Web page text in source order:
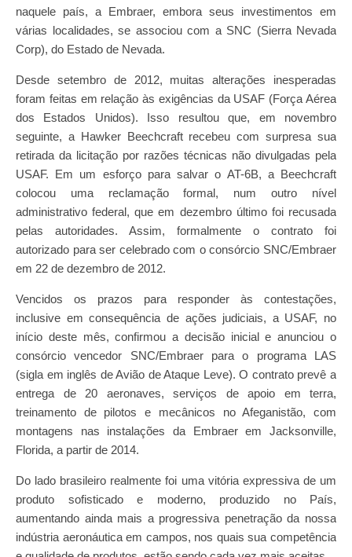
naquele país, a Embraer, embora seus investimentos em
várias localidades, se associou com a SNC (Sierra Nevada
Corp), do Estado de Nevada.
Desde setembro de 2012, muitas alterações inesperadas
foram feitas em relação às exigências da USAF (Força Aérea
dos Estados Unidos). Isso resultou que, em novembro
seguinte, a Hawker Beechcraft recebeu com surpresa sua
retirada da licitação por razões técnicas não divulgadas pela
USAF. Em um esforço para salvar o AT-6B, a Beechcraft
colocou uma reclamação formal, num outro nível
administrativo federal, que em dezembro último foi recusada
pelas autoridades. Assim, formalmente o contrato foi
autorizado para ser celebrado com o consórcio SNC/Embraer
em 22 de dezembro de 2012.
Vencidos os prazos para responder às contestações,
inclusive em consequência de ações judiciais, a USAF, no
início deste mês, confirmou a decisão inicial e anunciou o
consórcio vencedor SNC/Embraer para o programa LAS
(sigla em inglês de Avião de Ataque Leve). O contrato prevê a
entrega de 20 aeronaves, serviços de apoio em terra,
treinamento de pilotos e mecânicos no Afeganistão, com
montagens nas instalações da Embraer em Jacksonville,
Florida, a partir de 2014.
Do lado brasileiro realmente foi uma vitória expressiva de um
produto sofisticado e moderno, produzido no País,
aumentando ainda mais a progressiva penetração da nossa
indústria aeronáutica em campos, nos quais sua competência